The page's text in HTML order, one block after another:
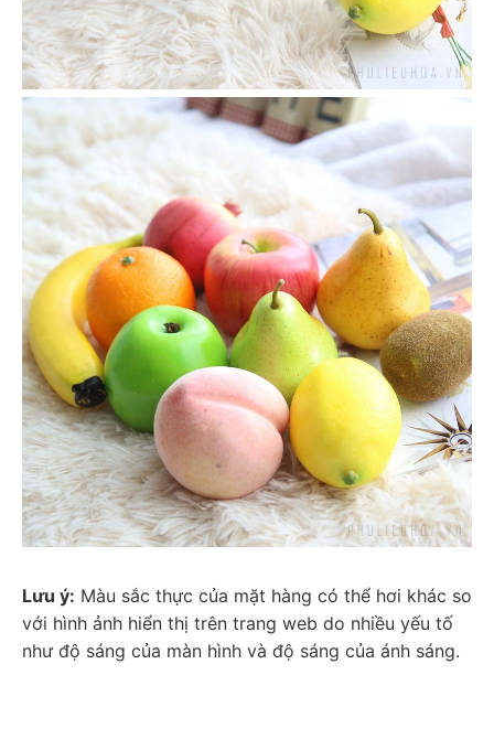
Lưu ý: Màu sắc thực của mặt hàng có thể hơi khác so
với hình ảnh hiển thị trên trang web do nhiều yếu tố
như độ sáng của màn hình và độ sáng của ánh sáng.